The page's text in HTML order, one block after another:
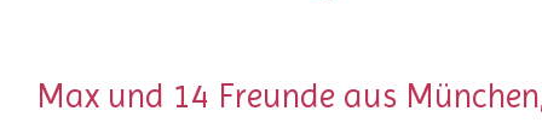
Max und 14 Freunde aus